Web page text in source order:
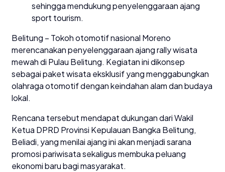
sehingga mendukung penyelenggaraan ajang
sport tourism.
Belitung – Tokoh otomotif nasional Moreno
merencanakan penyelenggaraan ajang rally wisata
mewah di Pulau Belitung. Kegiatan ini dikonsep
sebagai paket wisata eksklusif yang menggabungkan
olahraga otomotif dengan keindahan alam dan budaya
lokal.
Rencana tersebut mendapat dukungan dari Wakil
Ketua DPRD Provinsi Kepulauan Bangka Belitung,
Beliadi, yang menilai ajang ini akan menjadi sarana
promosi pariwisata sekaligus membuka peluang
ekonomi baru bagi masyarakat.